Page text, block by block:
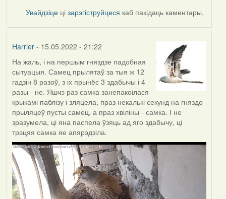
Увайдзіце цізарэгіструйцеся каб пакідаць каментары.
Harrier- 15.05.2022 - 21:22
На жаль, і на першым гняздзе падобная
сытуацыя. Самец прылятаў за тыя ж 12
гадзін 8 разоў, з іх прынёс 3 здабычы і 4
разы - не. Яшчэ раз самка занепакоілася
крыкамі паблізу і зляцела, праз некалькі секунд на гняздо
прыляцеў пусты самец, а праз хвіліны - самка. І не
зразумела, ці яна паспела ўзяць ад яго здабычу, ці
трэцяя самка яе апярэдзіла.